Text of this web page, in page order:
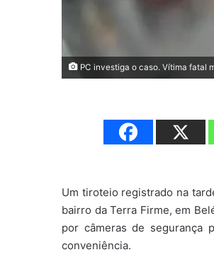
PC investiga o caso. Vítima fatal
Um tiroteio registrado na
bairro da Terra Firme, em
por câmeras de segurança
conveniência.